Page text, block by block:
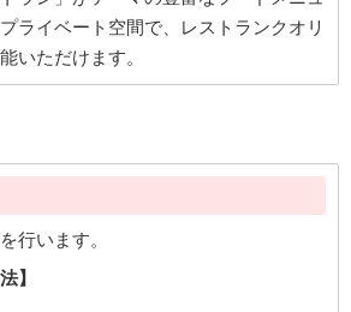
ライベート空間で、レストランクオリ
いただけます。
行います。
】